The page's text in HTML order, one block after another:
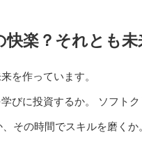
楽？それとも未
を作っています。
びに投資するか。 ソフト
その時間でスキルを磨くか